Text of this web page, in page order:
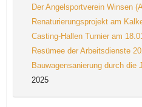
Der Angelsportverein Winsen
Renaturierungsprojekt am
Casting-Hallen Turnier am
Resümee der Arbeitsdienste
Bauwagensanierung durch die
2025